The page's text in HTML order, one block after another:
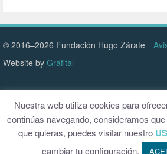
VIVIENDA (9)
VOLODIMIR ZELENSKY (1)
© 2016–2026 Fundación Hugo Zárate
Website by Grafital
Nuestra web utiliza cookies para
continúas navegando, consideramos
que quieras, puedes visitar nuestro
cambiar tu configuración.